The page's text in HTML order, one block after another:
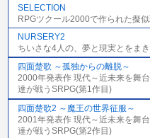
SELECTION
RPGツクール2000で作られた擬
NURSERY2
ちいさな4人の、夢と現実とをま
四面楚歌 ～孤独からの離脱～
2000年発表作 現代～近未来を舞
達が戦うSRPG(第1作目)
四面楚歌2 ～魔王の世界征服～
2001年発表作 現代～近未来を舞
達が戦うSRPG(第2作目)